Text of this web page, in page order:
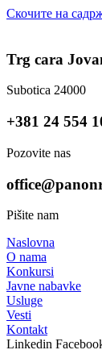
Скочите на
Trg cara
Subotica 24000
+381 24 554
Pozovite nas
Pišite nam
Naslovna
O nama
Konkursi
Javne nabavke
Usluge
Vesti
Kontakt
Linkedin